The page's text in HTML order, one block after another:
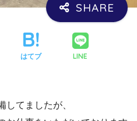
はてブ LINE
してましたが、